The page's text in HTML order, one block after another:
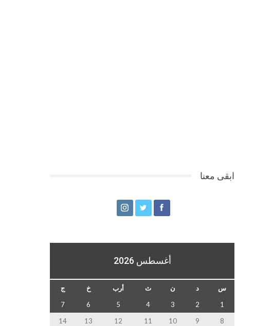
ابقى معنا
أغسطس 2026
س د ن ث أرب خ
ج
1
2
3
4
5
6
7
8
9
10
11
12
13
14